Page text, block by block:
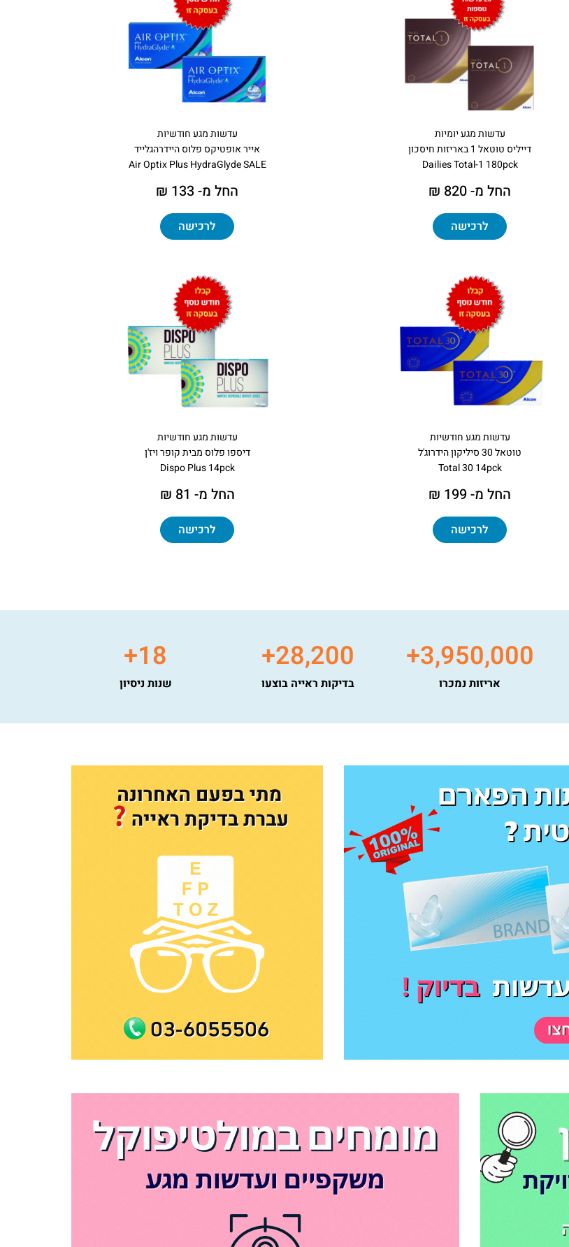
עדשות מגע יומיות
דייליס טוטאל 1 באריזות חיסכון
Dailies Total-1 180pck
החל מ- 820 ₪
לרכישה
עדשות מגע חודשיות
אייר אופטיקס פלוס היידרהגלייד
Air Optix Plus HydraGlyde SALE
החל מ- 133 ₪
לרכישה
עדשות מגע חודשיות
טוטאל 30 סיליקון הידרוג'ל
Total 30 14pck
החל מ- 199 ₪
לרכישה
עדשות מגע חודשיות
דיספו פלוס מבית קופר ויז'ן
Dispo Plus 14pck
החל מ- 81 ₪
לרכישה
3,950,000
+
אריזות נמכרו
28,200
+
בדיקות ראייה בוצעו
18
+
שנות ניסיון